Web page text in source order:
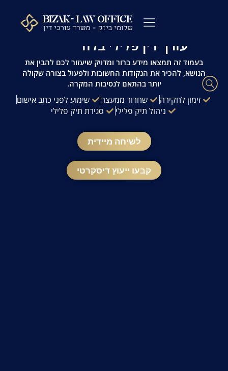
עו"ד פלילי שלומי ביזק | זמינות 24/7 | ייעוץ
מהיר ודיסקרטי
עורך דין פלילי בלוד
בעמוד זה תמצאו מידע ברור ומדויק שיעזור לכם להבין את
הנושא, להכיר את הנקודות החשובות ולפעול בצורה שקולה
יותר בהתאם לנסיבות המקרה.
זימון לחקירה שחרור ממעצר
שימוע לפני כתב אישום
ניהול תיק פלילי
סגירת תיק פלילי
לשיחה מיידית
קבעו ייעוץ דיסקרטי